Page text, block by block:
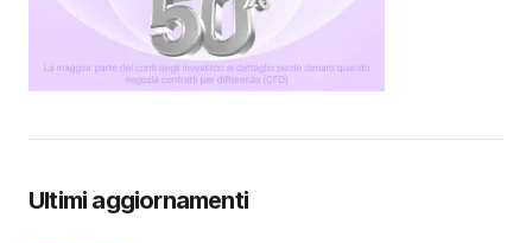
Ultimi aggiornamenti